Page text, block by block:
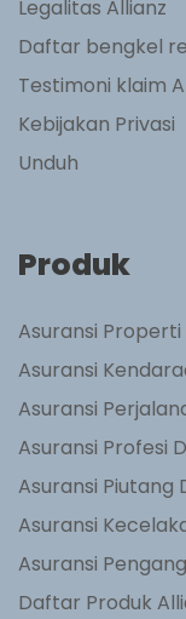
Legalitas Allianz
Daftar bengkel
Testimoni klaim
Kebijakan Privasi
Unduh
Produk
Asuransi Properti
Asuransi
Asuransi
Asuransi Profesi
Asuransi Piutang
Asuransi
Asuransi
Daftar Produk